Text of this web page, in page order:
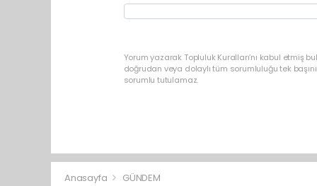
Yorum yazarak Topluluk Kuralları’nı kabul etmiş
doğrudan veya dolaylı tüm sorumluluğu tek
sorumlu tutulamaz.
Anasayfa GÜNDEM